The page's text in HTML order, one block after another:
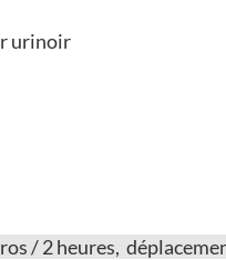
urinoir
/ 2 heures,